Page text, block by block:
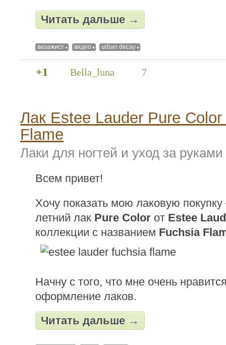
Читать дальше →
визажист видео urban decay
+1 Bella_luna 7
Лак Estee Lauder Pure
Flame
Лаки для ногтей и уход за руками
Всем привет!
Хочу показать мою лаковую
летний лак Pure Color от Estee
коллекции с названием Fuchsia
Начну с того, что мне очень
оформление лаков.
Читать дальше →